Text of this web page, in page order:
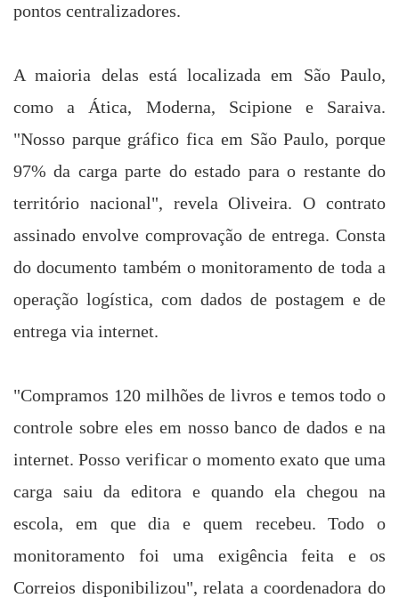
pontos centralizadores.
A maioria delas está localizada em São Paulo,
como a Ática, Moderna, Scipione e Saraiva.
"Nosso parque gráfico fica em São Paulo, porque
97% da carga parte do estado para o restante do
território nacional", revela Oliveira. O contrato
assinado envolve comprovação de entrega. Consta
do documento também o monitoramento de toda a
operação logística, com dados de postagem e de
entrega via internet.
"Compramos 120 milhões de livros e temos todo o
controle sobre eles em nosso banco de dados e na
internet. Posso verificar o momento exato que uma
carga saiu da editora e quando ela chegou na
escola, em que dia e quem recebeu. Todo o
monitoramento foi uma exigência feita e os
Correios disponibilizou", relata a coordenadora do